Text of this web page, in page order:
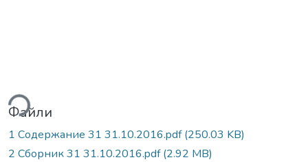
Файли
1 Содержание 31 31.10.2016.pdf(250.03 KB)
2 Сборник 31 31.10.2016.pdf(2.92 MB)